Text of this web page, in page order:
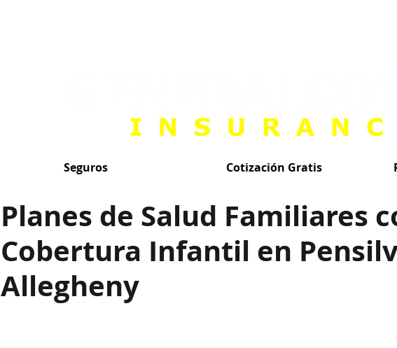
Seguros Cotización Gratis
Planes de Salud Familiares
Cobertura Infantil en
Allegheny